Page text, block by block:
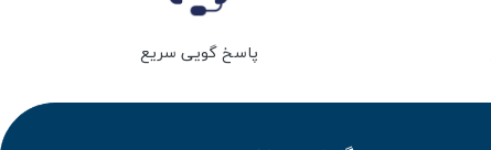
پاسخ گویی سریع